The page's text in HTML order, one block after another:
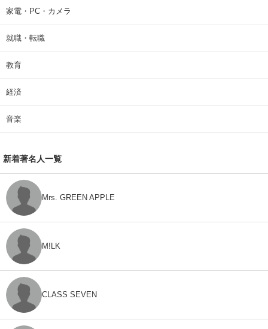
家電・PC・カメラ
就職・転職
教育
経済
音楽
新着著名人一覧
Mrs. GREEN APPLE
M!LK
CLASS SEVEN